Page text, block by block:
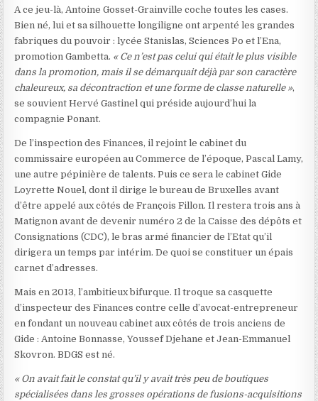
A ce jeu-là, Antoine Gosset-Grainville coche toutes les cases.
Bien né, lui et sa silhouette longiligne ont arpenté les grandes
fabriques du pouvoir : lycée Stanislas, Sciences Po et l’Ena,
promotion Gambetta. « Ce n’est pas celui qui était le plus visible
dans la promotion, mais il se démarquait déjà par son caractère
chaleureux, sa décontraction et une forme de classe naturelle »,
se souvient Hervé Gastinel qui préside aujourd’hui la
compagnie Ponant.
De l’inspection des Finances, il rejoint le cabinet du
commissaire européen au Commerce de l’époque, Pascal Lamy,
une autre pépinière de talents. Puis ce sera le cabinet Gide
Loyrette Nouel, dont il dirige le bureau de Bruxelles avant
d’être appelé aux côtés de François Fillon. Il restera trois ans à
Matignon avant de devenir numéro 2 de la Caisse des dépôts et
Consignations (CDC), le bras armé financier de l’Etat qu’il
dirigera un temps par intérim. De quoi se constituer un épais
carnet d’adresses.
Mais en 2013, l’ambitieux bifurque. Il troque sa casquette
d’inspecteur des Finances contre celle d’avocat-entrepreneur
en fondant un nouveau cabinet aux côtés de trois anciens de
Gide : Antoine Bonnasse, Youssef Djehane et Jean-Emmanuel
Skovron. BDGS est né.
« On avait fait le constat qu’il y avait très peu de boutiques
spécialisées dans les grosses opérations de fusions-acquisitions